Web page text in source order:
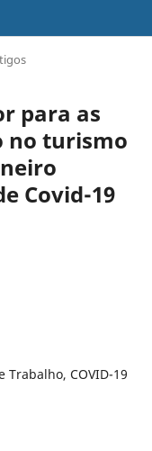
para as
no turismo
Covid-19
Trabalho, COVID-19